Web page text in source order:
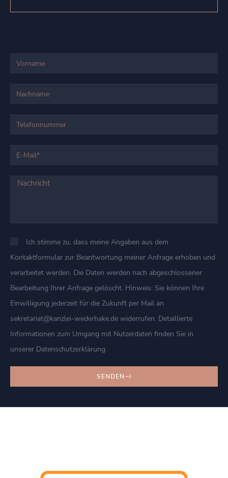
Ich stimme zu, dass meine Angaben aus dem
Kontaktformular zur Beantwortung meiner Anfrage erhoben und
verarbeitet werden. Die Daten werden nach abgeschlossener
Bearbeitung Ihrer Anfrage gelöscht. Hinweis: Sie können Ihre
Einwilligung jederzeit für die Zukunft per Mail an
sekretariat@kanzlei-wederhake.de widerrufen. Detaillierte
Informationen zum Umgang mit Nutzerdaten finden Sie in
unserer Datenschutzerklärung.
SENDEN